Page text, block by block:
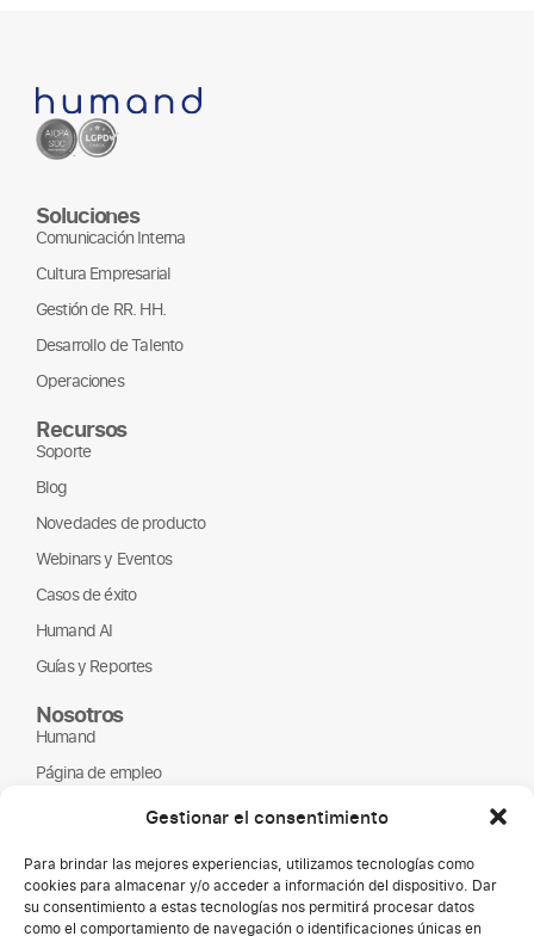
Gestionar el consentimiento
Para brindar las mejores experiencias, utilizamos tecnologías como
cookies para almacenar y/o acceder a información del dispositivo. Dar
su consentimiento a estas tecnologías nos permitirá procesar datos
como el comportamiento de navegación o identificaciones únicas en
Soluciones
Comunicación Interna
Cultura Empresarial
Gestión de RR. HH.
Desarrollo de Talento
Operaciones
Recursos
Soporte
Blog
Novedades de producto
Webinars y Eventos
Casos de éxito
Humand AI
Guías y Reportes
Nosotros
Humand
Página de empleo